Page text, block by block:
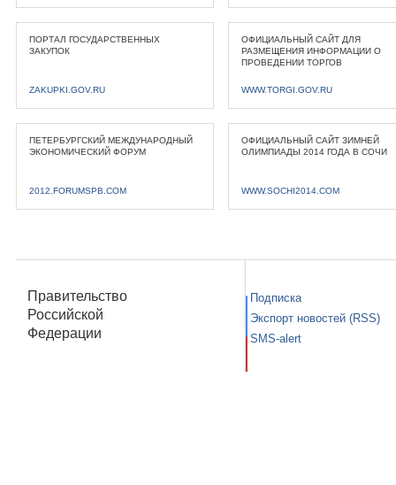
ПОРТАЛ ГОСУДАРСТВЕННЫХ
ЗАКУПОК
ZAKUPKI.GOV.RU
ОФИЦИАЛЬНЫЙ САЙТ ДЛЯ
РАЗМЕЩЕНИЯ ИНФОРМАЦИИ О
ПРОВЕДЕНИИ ТОРГОВ
WWW.TORGI.GOV.RU
ПЕТЕРБУРГСКИЙ МЕЖДУНАРОДНЫЙ
ЭКОНОМИЧЕСКИЙ ФОРУМ
2012.FORUMSPB.COM
ОФИЦИАЛЬНЫЙ САЙТ ЗИМНЕЙ
ОЛИМПИАДЫ 2014 ГОДА В СОЧИ
WWW.SOCHI2014.COM
Правительство
Российской
Федерации
Подписка
Экспорт новостей (RSS)
SMS-alert